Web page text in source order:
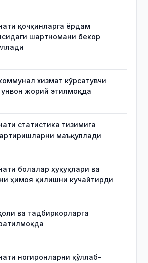
қочқинларга ёрдам
шартномани бекор
хизмат кўрсатувчи
жорий этилмоқда
статистика тизимига
маъқуллади
болалар ҳуқуқлари ва
ҳимоя қилишни кучайтирди
ва тадбиркорларга
ногиронларни қўллаб-